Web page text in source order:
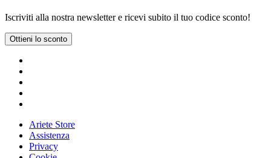
Iscriviti alla nostra newsletter e ricevi subito il tuo codice sconto!
Ottieni lo sconto
Ariete Store
Assistenza
Privacy